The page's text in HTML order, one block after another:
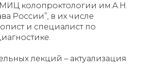
колопроктологии им.А.Н.
России”, в их числе
и специалист по
лекций – актуализация